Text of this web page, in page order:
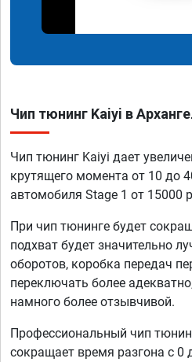
Чип тюнинг Kaiyi в
Чип тюнинг Kaiyi дает
крутящего момента от 10 до
автомобиля Stage 1 от 15000
При чип тюнинге будет
подхват будет значительно
оборотов, коробка передач
переключать более
намного более отзывчивой.
Профессиональный чип
сокращает время разгона с